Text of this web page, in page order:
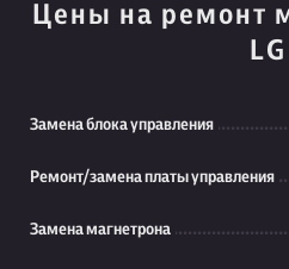
Цены на ремонт
LG
Замена блока управления
Ремонт/замена платы управления
Замена магнетрона